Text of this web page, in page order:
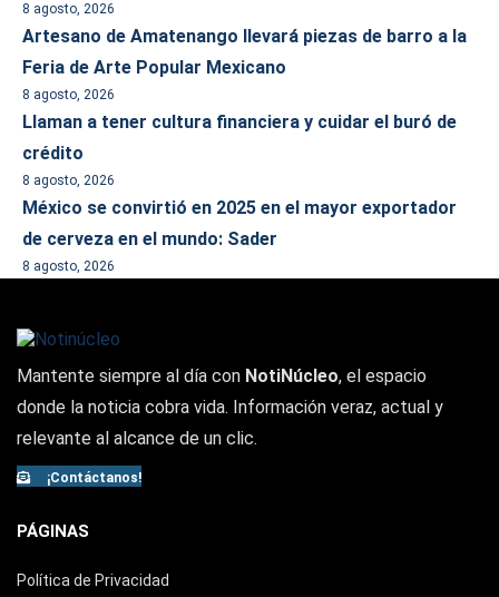
8 agosto, 2026
Artesano de Amatenango llevará piezas de barro a la
Feria de Arte Popular Mexicano
8 agosto, 2026
Llaman a tener cultura financiera y cuidar el buró de
crédito
8 agosto, 2026
México se convirtió en 2025 en el mayor exportador
de cerveza en el mundo: Sader
8 agosto, 2026
Mantente siempre al día con NotiNúcleo, el espacio
donde la noticia cobra vida. Información veraz, actual y
relevante al alcance de un clic.
¡Contáctanos!
PÁGINAS
Política de Privacidad